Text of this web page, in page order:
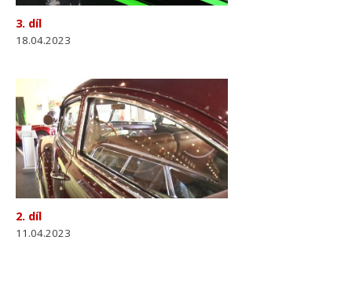
3. díl
18.04.2023
2. díl
11.04.2023